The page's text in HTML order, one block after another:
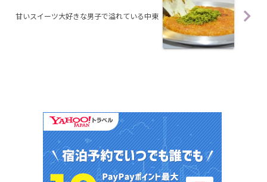
甘いスイーツ大好きな男子で溢れている中東